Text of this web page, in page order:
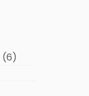
(6)